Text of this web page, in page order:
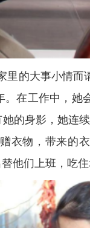
的大事小情
在工作中，她
的身影，她连
衣物，带来的
他们上班，吃